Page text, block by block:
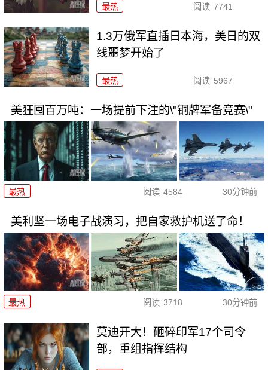
最热 阅读 7741
1.3万俄军直插日本海，美日的双
线噩梦开始了
最热 阅读 5967
美狂囤百万吨：一场提前下注的\"铜牌军备竞赛\"
最热 阅读 4584 30分钟前
美利坚一场电子战演习，把自家救护机送了命！
最热 阅读 3718 30分钟前
莫迪开大！砸碎印军17个司令
部，重组指挥结构